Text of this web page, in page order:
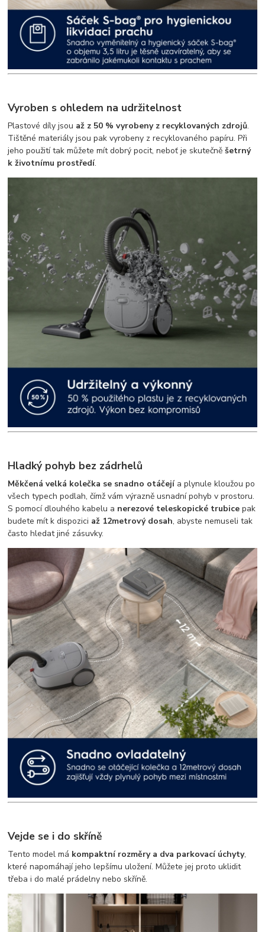
Vyroben s ohledem na udržitelnost
Plastové díly jsou až z 50 % vyrobeny z recyklovaných zdrojů.
Tištěné materiály jsou pak vyrobeny z recyklovaného papíru. Při
jeho použití tak můžete mít dobrý pocit, neboť je skutečněšetrný
k životnímu prostředí.
Hladký pohyb bez zádrhelů
Měkčená velká kolečka se snadno otáčejí a plynule kloužou po
všech typech podlah, čímž vám výrazně usnadní pohyb v prostoru.
S pomocí dlouhého kabelu a nerezové teleskopické trubice pak
budete mít k dispozici až 12metrový dosah, abyste nemuseli tak
často hledat jiné zásuvky.
Vejde se i do skříně
Tento model má kompaktní rozměry a dva parkovací úchyty,
které napomáhají jeho lepšímu uložení. Můžete jej proto uklidit
třeba i do malé prádelny nebo skříně.